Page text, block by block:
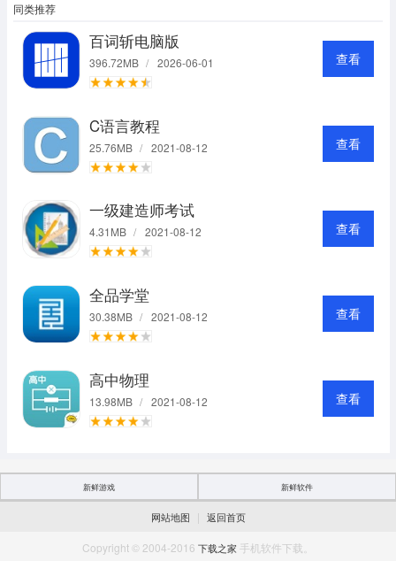
同类推荐
百词斩电脑版
396.72MB / 2026-06-01 查看
C语言教程
25.76MB / 2021-08-12 查看
一级建造师考试
4.31MB / 2021-08-12 查看
全品学堂
30.38MB / 2021-08-12 查看
高中物理
13.98MB / 2021-08-12 查看
新鲜游戏 新鲜软件
网站地图 | 返回首页
Copyright © 2004-2016 下载之家 手机软件下载。